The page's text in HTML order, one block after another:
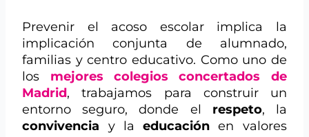
Prevenir el acoso escolar implica la
implicación conjunta de alumnado,
familias y centro educativo. Como uno de
los mejores colegios concertados de
Madrid, trabajamos para construir un
entorno seguro, donde el respeto, la
convivencia y laeducación en valores